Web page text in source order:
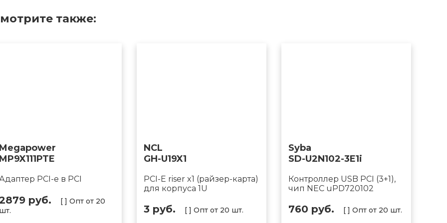
также:
PCI-e в PCI
руб.
[ ] Опт от 20
NCL
GH-U19X1
PCI-E riser x1 (райзер-карта)
для корпуса 1U
3 руб. [ ] Опт от 20 шт.
Syba
SD-U2N102-3E1i
Контроллер USB PCI (3+1),
чип NEC uPD720102
760 руб. [ ] Опт от 20 шт.